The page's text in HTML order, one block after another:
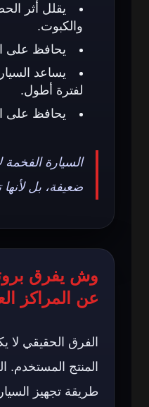
يقلل أثر
والكبوت.
يحافظ على
يساعد
لفترة أطول.
يحافظ على
السيارة الفخمة
ضعيفة، بل
وش يفرق
عن المراكز
الفرق الحقيقي
المنتج المستخدم.
طريقة تجهيز